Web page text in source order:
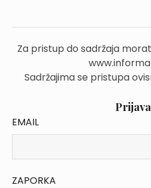
Za pristup do sadržaja
Sadržajima se pristupa
Prijava
EMAIL
ZAPORKA